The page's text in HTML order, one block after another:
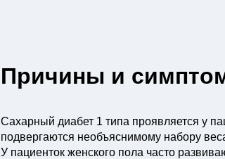
Причины и
Сахарный диабет 1 типа проявляется у
подвергаются необъяснимому набору
У пациенток женского пола часто